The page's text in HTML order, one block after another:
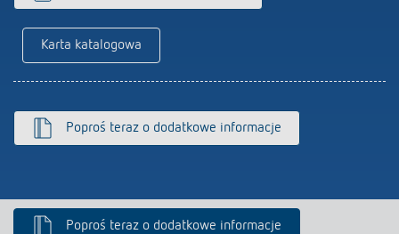
Karta katalogowa
Poproś teraz o dodatkowe informacje
Poproś teraz o dodatkowe informacje